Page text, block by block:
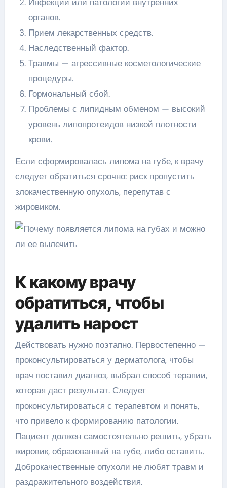
органов.
Прием лекарственных средств.
Наследственный фактор.
Травмы — агрессивные косметологические
процедуры.
Гормональный сбой.
Проблемы с липидным обменом — высокий
уровень липопротеидов низкой плотности
крови.
Если сформировалась липома на губе, к врачу
следует обратиться срочно: риск пропустить
злокачественную опухоль, перепутав с
жировиком.
К какому врачу
обратиться, чтобы
удалить нарост
Действовать нужно поэтапно. Первостепенно —
проконсультироваться у дерматолога, чтобы
врач поставил диагноз, выбрал способ терапии,
которая даст результат. Следует
проконсультироваться с терапевтом и понять,
что привело к формированию патологии.
Пациент должен самостоятельно решить, убрать
жировик, образованный на губе, либо оставить.
Доброкачественные опухоли не любят травм и
раздражительного воздействия.